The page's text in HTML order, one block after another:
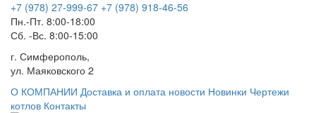
+7 (978) 27-999-67 +7 (978) 918-46-56
Пн.-Пт. 8:00-18:00
Сб. -Вс. 8:00-15:00
г. Симферополь,
ул. Маяковского 2
О КОМПАНИИ Доставка и оплата новости Новинки Чертежи
котлов Контакты